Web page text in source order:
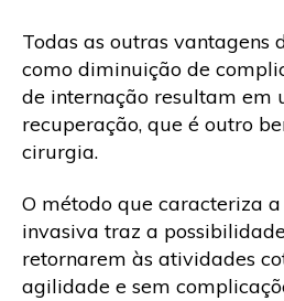
Todas as outras vantagens
como diminuição de
de internação resultam em
recuperação, que é outro
cirurgia.
O método que caracteriza
invasiva traz a
retornarem às atividades
agilidade e sem